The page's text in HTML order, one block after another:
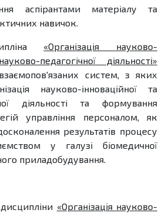
аспірантами матеріалу та
навичок.
«Організація науково-
педагогічної діяльності»
систем, з яких
науково-інноваційної та
діяльності та формування
управління персоналом, як
результатів процесу
у галузі біомедичної
приладобудування.
«Організація науково-